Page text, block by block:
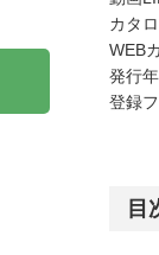
カタ
WEB
発行
登録
目